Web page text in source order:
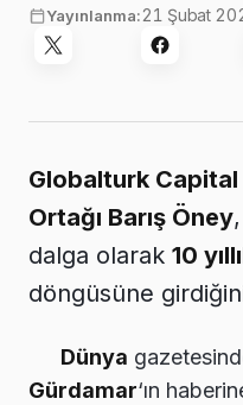
Görsel:
Yayınlanma:21 Şubat
Globalturk
Ortağı Barış Öney
dalga olarak 10
döngüsüne
Dünya
Gürdamar‘ın